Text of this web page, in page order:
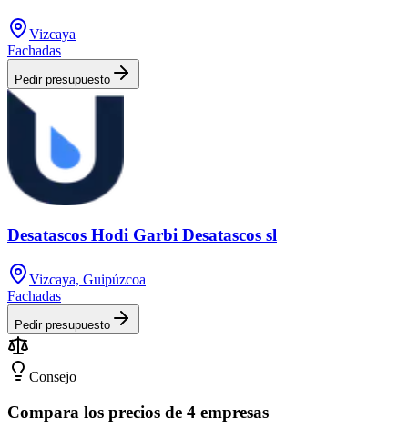
Vizcaya
Fachadas
Pedir presupuesto
Desatascos Hodi Garbi Desatascos sl
Vizcaya, Guipúzcoa
Fachadas
Pedir presupuesto
Consejo
Compara los precios de 4 empresas